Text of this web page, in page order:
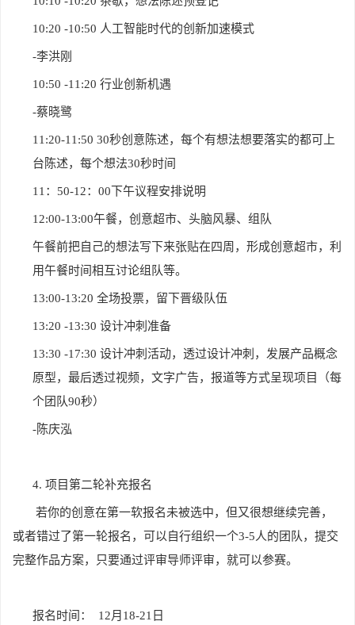
10:20 -10:50 人工智能时代的创新加速模式
-李洪刚
10:50 -11:20 行业创新机遇
-蔡晓鹭
11:20-11:50 30秒创意陈述，每个有想法想要落实的都可上
台陈述，每个想法30秒时间
11 ：50-12：00下午议程安排说明
12:00-13:00午餐，创意超市、头脑风暴、组队
午餐前把自己的想法写下来张贴在四周，形成创意超市，利
用午餐时间相互讨论组队等。
13:00-13:20 全场投票，留下晋级队伍
13:20 -13:30 设计冲刺准备
13:30 -17:30 设计冲刺活动，透过设计冲刺，发展产品概念
原型，最后透过视频，文字广告，报道等方式呈现项目（每
个团队90秒）
-陈庆泓
4. 项目第二轮补充报名
若你的创意在第一软报名未被选中，但又很想继续完善，
或者错过了第一轮报名，可以自行组织一个3-5人的团队，提交
完整作品方案，只要通过评审导师评审，就可以参赛。
报名时间： 12月18-21日